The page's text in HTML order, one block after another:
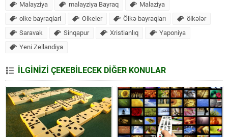
Malayziya
malayziya Bayraq
Malaziya
olke bayraqlari
Olkeler Ölkə bayraqları
ölkələr
Saravak
Sinqapur Xristianlıq
Yaponiya
Yeni Zellandiya
İLGİNİZİ ÇEKEBİLECEK DİĞER KONULAR